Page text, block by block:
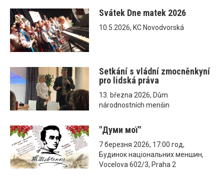
Svátek Dne matek 2026
10.5.2026, KC Novodvorská
Setkání s vládní zmocněnkyní
pro lidská práva
13. března 2026, Dům
národnostních menšin
"Думи мої"
7 березня 2026, 17:00 год,
Будинок національних меншин,
Vocelova 602/3, Praha 2